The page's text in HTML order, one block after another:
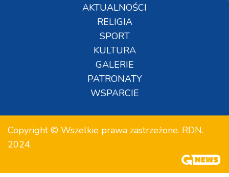
AKTUALNOŚCI
RELIGIA
SPORT
KULTURA
GALERIE
PATRONATY
WSPARCIE
Copyright © Wszelkie prawa zastrzeżone. RDN.
2024.